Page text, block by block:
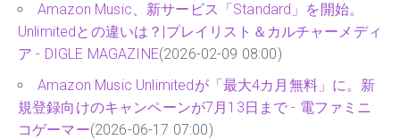
Amazon Music、新サービス「Standard」を開始。
Unlimitedとの違いは？|プレイリスト＆カルチャーメディ
ア - DIGLE MAGAZINE(2026-02-09 08:00)
Amazon Music Unlimitedが「最大4カ月無料」に。新
規登録向けのキャンペーンが7月13日まで - 電ファミニ
コゲーマー(2026-06-17 07:00)